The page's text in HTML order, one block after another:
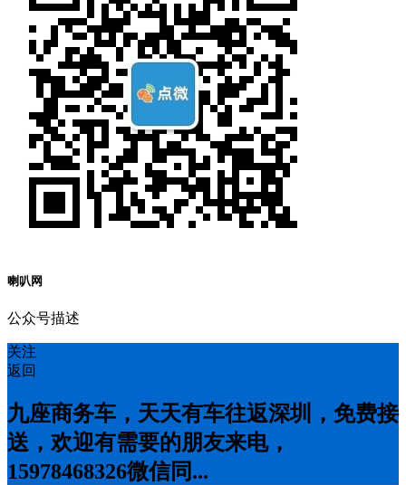
喇叭网
公众号描述
关注
返回
九座商务车，天天有车往返深圳，免费接
送，欢迎有需要的朋友来电，
15978468326微信同...